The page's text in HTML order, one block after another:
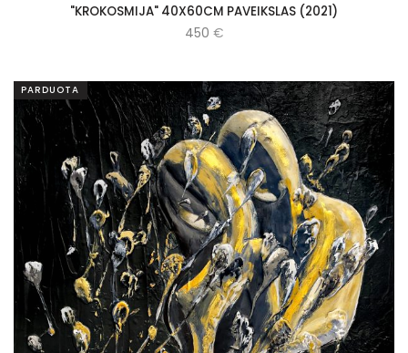
"KROKOSMIJA" 40X60CM PAVEIKSLAS (2021)
450 €
PARDUOTA